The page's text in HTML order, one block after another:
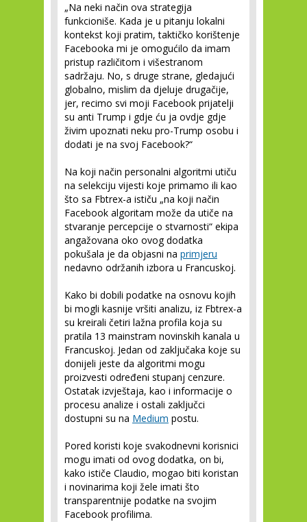
„Na neki način ova strategija
funkcioniše. Kada je u pitanju lokalni
kontekst koji pratim, taktičko korištenje
Facebooka mi je omogućilo da imam
pristup različitom i višestranom
sadržaju. No, s druge strane, gledajući
globalno, mislim da djeluje drugačije,
jer, recimo svi moji Facebook prijatelji
su anti Trump i gdje ću ja ovdje gdje
živim upoznati neku pro-Trump osobu i
dodati je na svoj Facebook?“
Na koji način personalni algoritmi utiču
na selekciju vijesti koje primamo ili kao
što sa Fbtrex-a ističu „na koji način
Facebook algoritam može da utiče na
stvaranje percepcije o stvarnosti“ ekipa
angažovana oko ovog dodatka
pokušala je da objasni na primjeru
nedavno održanih izbora u Francuskoj.
Kako bi dobili podatke na osnovu kojih
bi mogli kasnije vršiti analizu, iz Fbtrex-a
su kreirali četiri lažna profila koja su
pratila 13 mainstram novinskih kanala u
Francuskoj. Jedan od zaključaka koje su
donijeli jeste da algoritmi mogu
proizvesti određeni stupanj cenzure.
Ostatak izvještaja, kao i informacije o
procesu analize i ostali zaključci
dostupni su na Medium postu.
Pored koristi koje svakodnevni korisnici
mogu imati od ovog dodatka, on bi,
kako ističe Claudio, mogao biti koristan
i novinarima koji žele imati što
transparentnije podatke na svojim
Facebook profilima.